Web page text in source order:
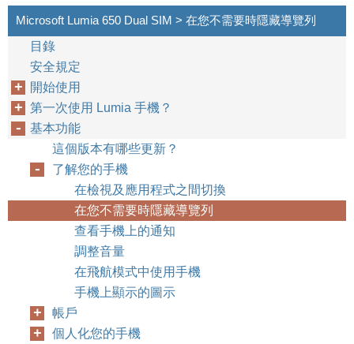
Microsoft Lumia 650 Dual SIM > 在您不需要時隱藏導覽列
目錄
安全規定
開始使用
第一次使用 Lumia 手機？
基本功能
這個版本有哪些更新？
了解您的手機
在檢視及應用程式之間切換
在您不需要時隱藏導覽列
查看手機上的通知
調整音量
在飛航模式中使用手機
手機上顯示的圖示
帳戶
個人化您的手機